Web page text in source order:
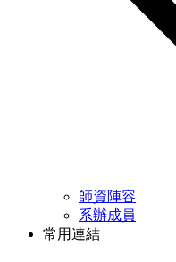
師資陣容
系辦成員
常用連結